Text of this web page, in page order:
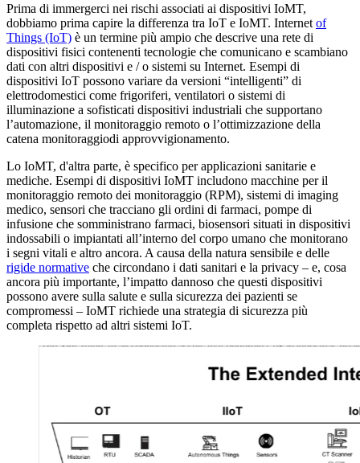
Prima di immergerci nei rischi associati ai dispositivi IoMT,
dobbiamo prima capire la differenza tra IoT e IoMT. Internet of
Things (IoT) è un termine più ampio che descrive una rete di
dispositivi fisici contenenti tecnologie che comunicano e scambiano
dati con altri dispositivi e / o sistemi su Internet. Esempi di
dispositivi IoT possono variare da versioni “intelligenti” di
elettrodomestici come frigoriferi, ventilatori o sistemi di
illuminazione a sofisticati dispositivi industriali che supportano
l’automazione, il monitoraggio remoto o l’ottimizzazione della
catena monitoraggiodi approvvigionamento.
Lo IoMT, d'altra parte, è specifico per applicazioni sanitarie e
mediche. Esempi di dispositivi IoMT includono macchine per il
monitoraggio remoto dei monitoraggio (RPM), sistemi di imaging
medico, sensori che tracciano gli ordini di farmaci, pompe di
infusione che somministrano farmaci, biosensori situati in dispositivi
indossabili o impiantati all’interno del corpo umano che monitorano
i segni vitali e altro ancora. A causa della natura sensibile e delle
rigide normative che circondano i dati sanitari e la privacy – e, cosa
ancora più importante, l’impatto dannoso che questi dispositivi
possono avere sulla salute e sulla sicurezza dei pazienti se
compromessi – IoMT richiede una strategia di sicurezza più
completa rispetto ad altri sistemi IoT.